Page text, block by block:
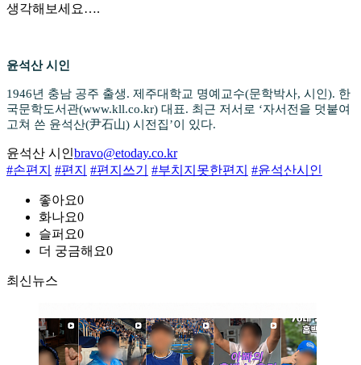
생각해보세요….
윤석산 시인
1946년 충남 공주 출생. 제주대학교 명예교수(문학박사, 시인). 한
국문학도서관(www.kll.co.kr) 대표. 최근 저서로 ‘자서전을 덧붙여
고쳐 쓴 윤석산(尹石山) 시전집’이 있다.
윤석산 시인bravo@etoday.co.kr
#손편지 #편지 #편지쓰기 #부치지못한편지 #윤석산시인
좋아요0
화나요0
슬퍼요0
더 궁금해요0
최신뉴스